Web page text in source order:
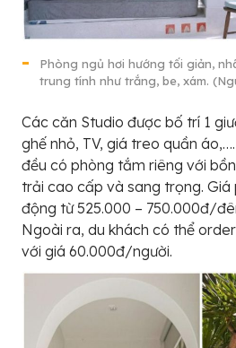
Phòng ngủ hơi hướng tối giản,
trung tính như trắng, be, xám.
Các căn Studio được bố trí 1
ghế nhỏ, TV, giá treo quần
đều có phòng tắm riêng với
trải cao cấp và sang trọng.
động từ 525.000 – 750.000đ/
Ngoài ra, du khách có thể
với giá 60.000đ/người.